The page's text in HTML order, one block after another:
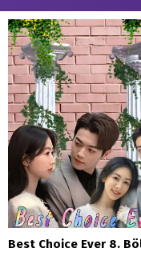
Best Choice Ever 8.